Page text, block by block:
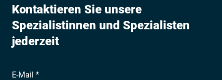
Kontaktieren Sie unsere
Spezialistinnen und Spezialisten
jederzeit
E-Mail *